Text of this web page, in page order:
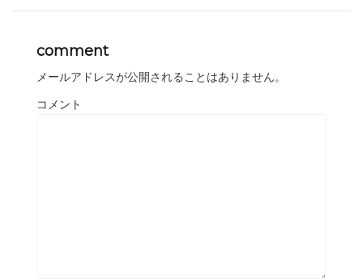
comment
メールアドレスが公開されることはありません。
コメント